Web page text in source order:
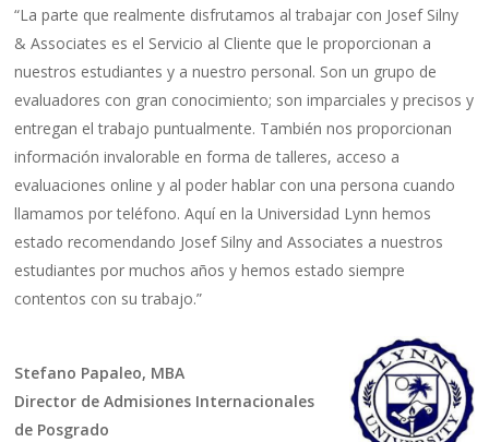
“La parte que realmente disfrutamos al trabajar con Josef Silny
& Associates es el Servicio al Cliente que le proporcionan a
nuestros estudiantes y a nuestro personal. Son un grupo de
evaluadores con gran conocimiento; son imparciales y precisos y
entregan el trabajo puntualmente. También nos proporcionan
información invalorable en forma de talleres, acceso a
evaluaciones online y al poder hablar con una persona cuando
llamamos por teléfono. Aquí en la Universidad Lynn hemos
estado recomendando Josef Silny and Associates a nuestros
estudiantes por muchos años y hemos estado siempre
contentos con su trabajo.”
Stefano Papaleo, MBA
Director de Admisiones Internacionales
de Posgrado